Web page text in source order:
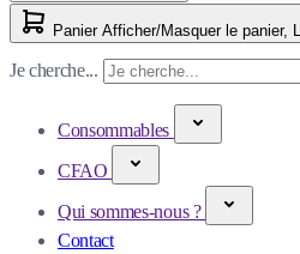
Panier
Je cherche...
Consommables
CFAO
Qui sommes-nous ?
Contact